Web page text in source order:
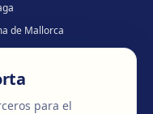
de Mallorca
· Famalicão
virtual
para el